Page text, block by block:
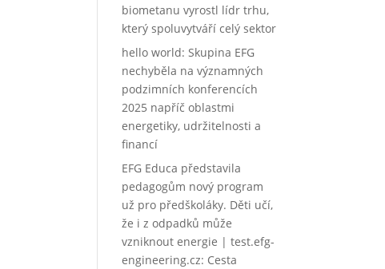
biometanu vyrostl lídr trhu,
který spoluvytváří celý sektor
hello world:Skupina EFG
nechyběla na významných
podzimních konferencích
2025 napříč oblastmi
energetiky, udržitelnosti a
financí
EFG Educa představila
pedagogům nový program
už pro předškoláky. Děti učí,
že i z odpadků může
vzniknout energie | test.efg-
engineering.cz: Cesta